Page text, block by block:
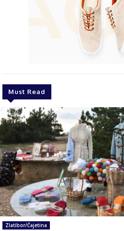
Must Read
Zlatibor/Čajetina